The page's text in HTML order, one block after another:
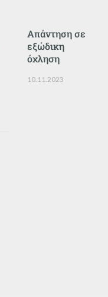
Απάντηση σε
εξώδικη
όχληση
10.11.2023